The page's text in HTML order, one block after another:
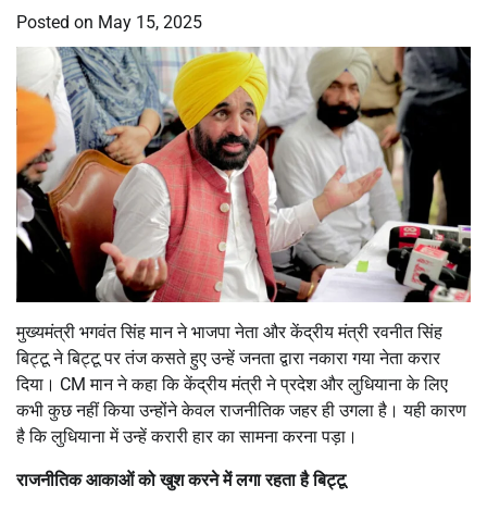
Posted on May 15, 2025
मुख्यमंत्री भगवंत सिंह मान ने भाजपा नेता और केंद्रीय मंत्री रवनीत सिंह
बिट्टू ने बिट्टू पर तंज कसते हुए उन्हें जनता द्वारा नकारा गया नेता करार
दिया। CM मान ने कहा कि केंद्रीय मंत्री ने प्रदेश और लुधियाना के लिए
कभी कुछ नहीं किया उन्होंने केवल राजनीतिक जहर ही उगला है। यही कारण
है कि लुधियाना में उन्हें करारी हार का सामना करना पड़ा।
राजनीतिक आकाओं को खुश करने में लगा रहता है बिट्टू